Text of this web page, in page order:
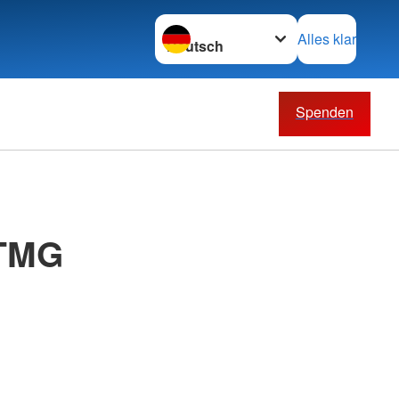
Sprache wechseln zu
Alles klar
Spenden